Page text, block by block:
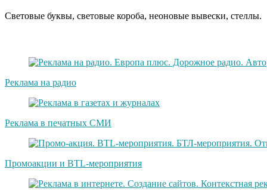
Световые буквы, световые короба, неоновые вывески, стеллы.
Реклама на радио
Реклама в печатных СМИ
Промоакции и BTL-мероприятия